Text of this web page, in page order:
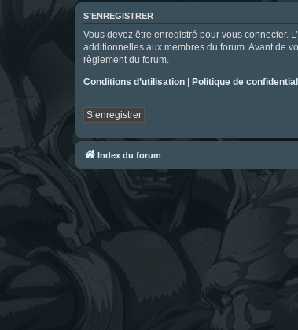
S’ENREGISTRER
Vous devez être enregistré pour vous connecter.
additionnelles aux membres du forum. Avant de
règlement du forum.
Conditions d’utilisation | Politique de
S’enregistrer
Index du forum